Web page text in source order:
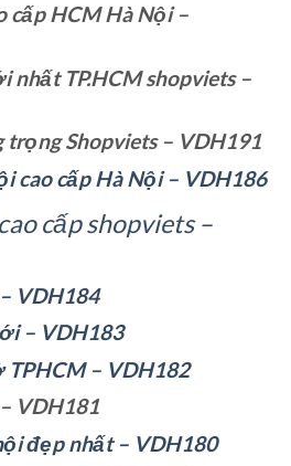
cấp HCM Hà Nội –
nhất TP.HCM shopviets –
trọng Shopviets – VDH191
cao cấp Hà Nội – VDH186
cấp shopviets –
VDH184
– VDH183
– VDH182
VDH181
đẹp nhất – VDH180